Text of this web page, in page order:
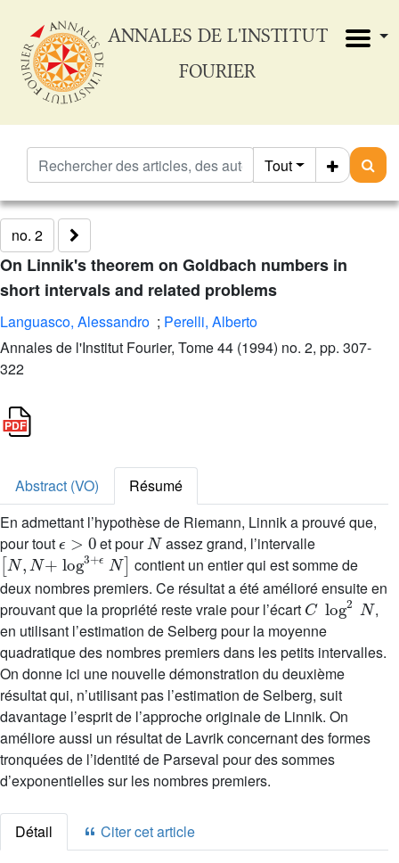
ANNALES DE L'INSTITUT
FOURIER
Tout
no. 2
On Linnik's theorem on Goldbach numbers in
short intervals and related problems
Languasco, Alessandro ; Perelli, Alberto
Annales de l'Institut Fourier, Tome 44 (1994) no. 2, pp. 307-
322
Abstract (VO)
Résumé
En admettant l’hypothèse de Riemann, Linnik a prouvé que,
pour tout
ϵ>0
et pour
N
assez grand, l’intervalle
[N,N+log 3+ϵN]
contient un entier qui est somme de
deux nombres premiers. Ce résultat a été amélioré ensuite en
prouvant que la propriété reste vraie pour l’écart
Clog2N
,
en utilisant l’estimation de Selberg pour la moyenne
quadratique des nombres premiers dans les petits intervalles.
On donne ici une nouvelle démonstration du deuxième
résultat qui, n’utilisant pas l’estimation de Selberg, suit
davantage l’esprit de l’approche originale de Linnik. On
améliore aussi un résultat de Lavrik concernant des formes
tronquées de l’identité de Parseval pour des sommes
d’exponentielles sur les nombres premiers.
Détail Citer cet article